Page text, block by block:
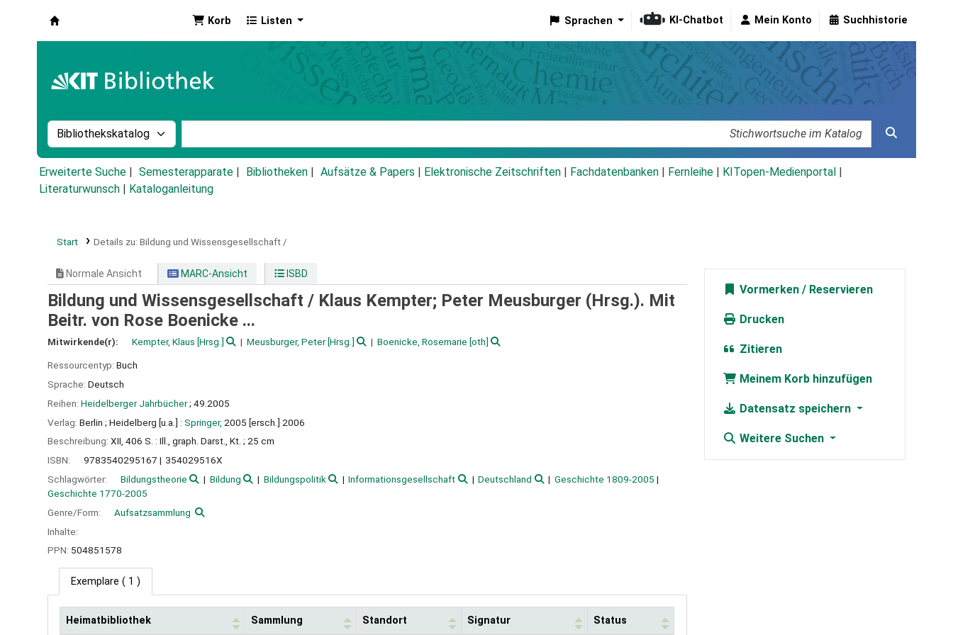
Korb Listen Sprachen KI-Chatbot Mein Konto Suchhistorie
Suche im Katalog nach:
Erweiterte Suche Semesterapparate Bibliotheken Aufsätze & Papers Elektronische Zeitschriften Fachdatenbanken Fernleihe KITopen-Medienportal
Literaturwunsch
Kataloganleitung
Start Details zu: Bildung und Wissensgesellschaft /
Normale Ansicht MARC-Ansicht ISBD
Bildung und Wissensgesellschaft / Klaus Kempter; Peter Meusburger (Hrsg.). Mit
Beitr. von Rose Boenicke ...
Mitwirkende(r): Kempter, Klaus [Hrsg.] Meusburger, Peter[Hrsg.] Boenicke, Rosemarie [oth]
Ressourcentyp: Buch
Sprache: Deutsch
Reihen: Heidelberger Jahrbücher; 49.2005
Verlag: Berlin ; Heidelberg [u.a.] : Springer, 2005 [ersch.] 2006
Beschreibung: XII, 406 S. : Ill., graph. Darst., Kt. ; 25 cm
ISBN:
9783540295167
354029516X
Schlagwörter:
Bildungstheorie Bildung Bildungspolitik Informationsgesellschaft Deutschland
Geschichte 1809-2005
Geschichte 1770-2005
Genre/Form:
Aufsatzsammlung
Inhalte:
PPN: 504851578
Exemplare ( 1 )
Heimatbibliothek Sammlung Standort Signatur Status
Vormerken
Drucken
Zitieren
Meinem Korb hinzufügen
Datensatz speichern
Weitere Suchen